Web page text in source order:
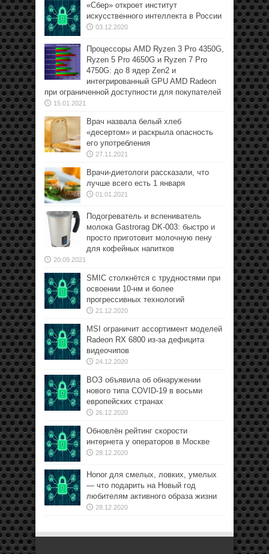
«Сбер» откроет институт
искусственного интеллекта в России
03.12.2020
Процессоры AMD Ryzen 3 Pro 4350G,
Ryzen 5 Pro 4650G и Ryzen 7 Pro
4750G: до 8 ядер Zen2 и
интегрированный GPU AMD Radeon
при ограниченной доступности для покупателей
15.01.2021
Врач назвала белый хлеб
«десертом» и раскрыла опасность
его употребления
27.11.2021
Врачи-диетологи рассказали, что
лучше всего есть 1 января
01.01.2021
Подогреватель и вспениватель
молока Gastrorag DK-003: быстро и
просто приготовит молочную пену
для кофейных напитков
20.09.2021
SMIC столкнётся с трудностями при
освоении 10-нм и более
прогрессивных технологий
21.12.2020
MSI ограничит ассортимент моделей
Radeon RX 6800 из-за дефицита
видеочипов
24.12.2020
ВОЗ объявила об обнаружении
нового типа COVID-19 в восьми
европейских странах
26.12.2020
Обновлён рейтинг скорости
интернета у операторов в Москве
28.12.2020
Honor для смелых, ловких, умелых
— что подарить на Новый год
любителям активного образа жизни
28.12.2020